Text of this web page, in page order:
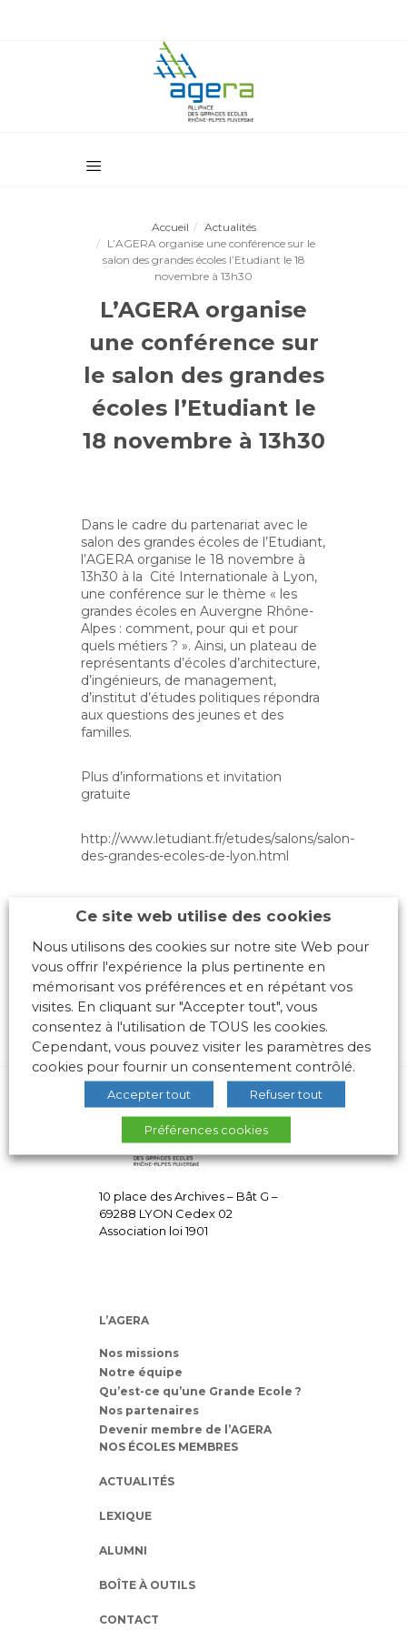
Accueil
Actualités
L’AGERA organise une conférence sur le
salon des grandes écoles l’Etudiant le 18
novembre à 13h30
L’AGERA organise
une conférence sur
le salon des grandes
écoles l’Etudiant le
18 novembre à 13h30
Dans le cadre du partenariat avec le
salon des grandes écoles de l’Etudiant,
l’AGERA organise le 18 novembre à
13h30 à la Cité Internationale à Lyon,
une conférence sur le thème « les
grandes écoles en Auvergne Rhône-
Alpes : comment, pour qui et pour
quels métiers ? ». Ainsi, un plateau de
représentants d’écoles d’architecture,
d’ingénieurs, de management,
d’institut d’études politiques répondra
aux questions des jeunes et des
familles.
Plus d’informations et invitation
gratuite
http://www.letudiant.fr/etudes/salons/salon-
des-grandes-ecoles-de-lyon.html
10 place des Archives – Bât G –
69288 LYON Cedex 02
Association loi 1901
L’AGERA
Nos missions
Notre équipe
Qu’est-ce qu’une Grande Ecole ?
Nos partenaires
Devenir membre de l’AGERA
NOS ÉCOLES MEMBRES
ACTUALITÉS
LEXIQUE
ALUMNI
BOÎTE À OUTILS
CONTACT
Ce site web utilise des cookies
Nous utilisons des cookies sur notre site Web pour
vous offrir l'expérience la plus pertinente en
mémorisant vos préférences et en répétant vos
visites. En cliquant sur "Accepter tout", vous
consentez à l'utilisation de TOUS les cookies.
Cependant, vous pouvez visiter les paramètres des
cookies pour fournir un consentement contrôlé.
Accepter tout Refuser tout
Préférences cookies